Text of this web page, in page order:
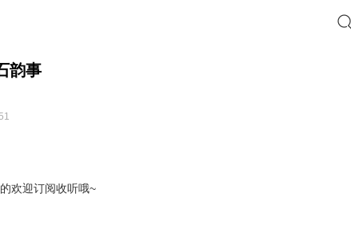
韵事
欢迎订阅收听哦~